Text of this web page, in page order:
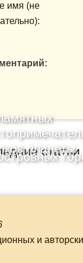
имя (не
статьи
планеты
и